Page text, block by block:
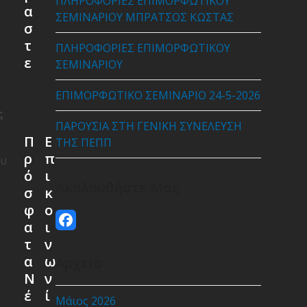
ΣΕΜΙΝΑΡΙΟΥ ΜΠΡΑΤΣΟΣ ΚΩΣΤΑΣ
ΠΛΗΡΟΦΟΡΙΕΣ ΕΠΙΜΟΡΦΩΤΙΚΟΥ
ΣΕΜΙΝΑΡΙΟΥ
ΕΠΙΜΟΡΦΩΤΙΚΟ ΣΕΜΙΝΑΡΙΟ 24-5-2026
ΠΑΡΟΥΣΙΑ ΣΤΗ ΓΕΝΙΚΗ ΣΥΝΕΛΕΥΣΗ
ΤΗΣ ΠΕΠΠ
Facebook
Αρχείο
Μάιος 2026
α
σ
τ
ε
Π
ρ
ό
σ
φ
α
τ
α
Ν
έ
Ε
π
ι
κ
ο
ι
ν
ω
ν
ί